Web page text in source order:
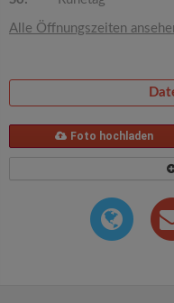
Alle Öffnungszeiten
Foto hochladen
o
n